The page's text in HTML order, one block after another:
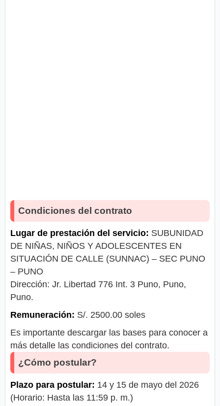
Condiciones del contrato
Lugar de prestación del servicio: SUBUNIDAD
DE NIÑAS, NIÑOS Y ADOLESCENTES EN
SITUACIÓN DE CALLE (SUNNAC) – SEC PUNO
– PUNO
Dirección: Jr. Libertad 776 Int. 3 Puno, Puno,
Puno.
Remuneración: S/. 2500.00 soles
Es importante descargar las bases para conocer a
más detalle las condiciones del contrato.
¿Cómo postular?
Plazo para postular: 14 y 15 de mayo del 2026
(Horario: Hasta las 11:59 p. m.)